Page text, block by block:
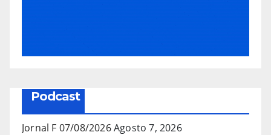
Podcast
Jornal F 07/08/2026Agosto 7, 2026